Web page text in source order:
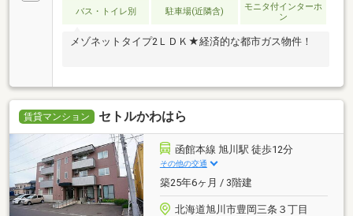
バス・トイレ別 駐車場(近隣含)
モニタ付インターホ
ン
メゾネットタイプ2ＬＤＫ★経済的な都市ガス物件！
賃貸マンション セトルかわはら
函館本線 旭川駅 徒歩12分
その他の交通
築25年6ヶ月 / 3階建
北海道旭川市豊岡三条３丁目